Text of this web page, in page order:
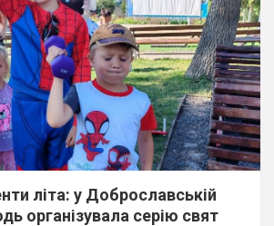
літа: у Доброславській
організувала серію свят